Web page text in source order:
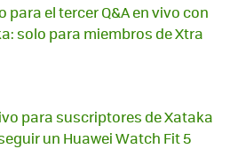
para el tercer Q&A en vivo con
solo para miembros de Xtra
para suscriptores de Xataka
un Huawei Watch Fit 5